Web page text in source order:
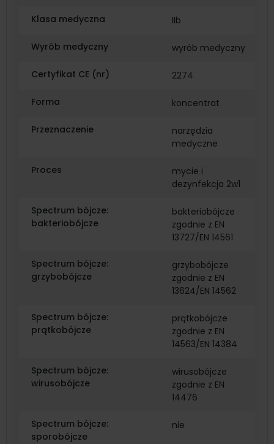
Klasa medyczna IIb
Wyrób medyczny wyrób medyczny
Certyfikat CE (nr) 2274
Forma koncentrat
Przeznaczenie
narzędzia
medyczne
Proces
mycie i
dezynfekcja 2w1
Spectrum bójcze:
bakteriobójcze
bakteriobójcze
zgodnie z EN
13727/EN 14561
Spectrum bójcze:
grzybobójcze
grzybobójcze
zgodnie z EN
13624/EN 14562
Spectrum bójcze:
prątkobójcze
prątkobójcze
zgodnie z EN
14563/EN 14384
Spectrum bójcze:
wirusobójcze
wirusobójcze
zgodnie z EN
14476
Spectrum bójcze:
sporobójcze
nie